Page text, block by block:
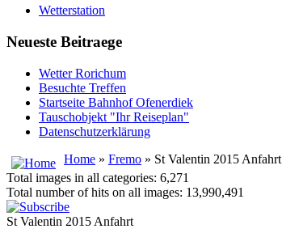
Wetterstation
Neueste Beitraege
Wetter Rorichum
Besuchte Treffen
Startseite Bahnhof Ofenerdiek
Tauschobjekt "Ihr Reiseplan"
Datenschutzerklärung
Home » Fremo » St Valentin 2015 Anfahrt
Total images in all categories: 6,271
Total number of hits on all images: 13,990,491
St Valentin 2015 Anfahrt